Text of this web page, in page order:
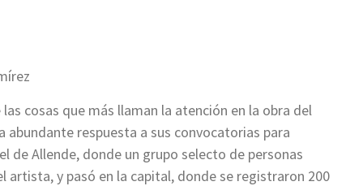
las cosas que más llaman la atención en la obra del
respuesta a sus convocatorias para
de Allende, donde un grupo selecto de personas
y pasó en la capital, donde se registraron 200